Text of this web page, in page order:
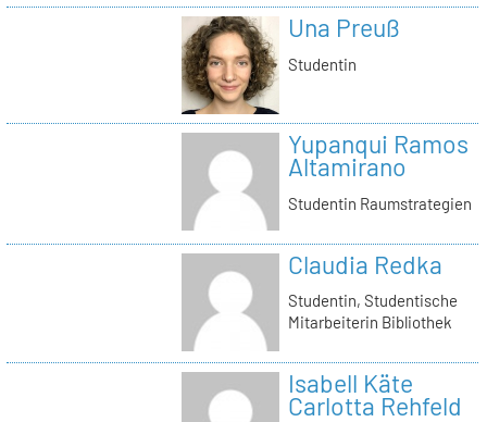
Una Preuß
Studentin
Yupanqui Ramos
Altamirano
Studentin Raumstrategien
Claudia Redka
Studentin, Studentische
Mitarbeiterin Bibliothek
Isabell Käte
Carlotta Rehfeld